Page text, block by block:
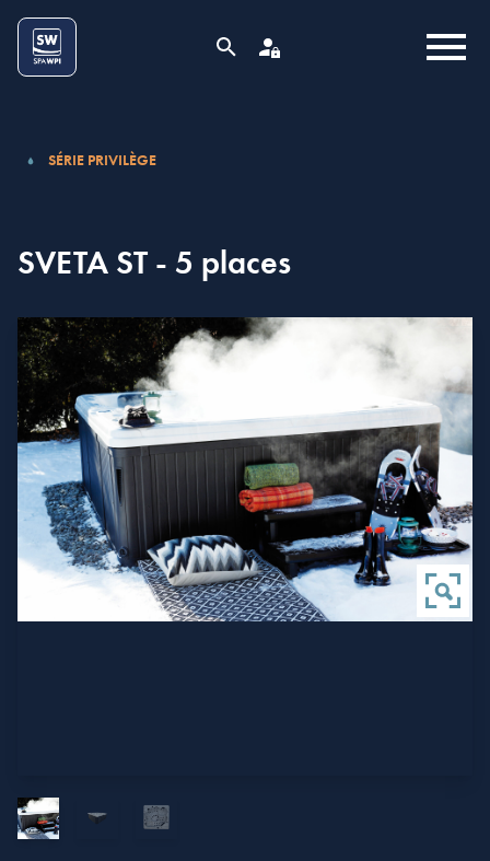
RECHERCHEESPACE PRO
MENU
SÉRIE PRIVILÈGE
SVETA ST - 5 places